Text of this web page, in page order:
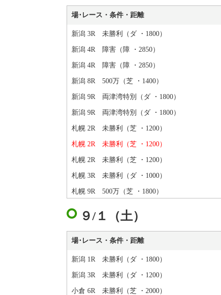
場･レース・条件・距離
新潟 3R 未勝利（ダ ・1800）
新潟 4R 障害（障 ・2850）
新潟 4R 障害（障 ・2850）
新潟 8R 500万（芝 ・1400）
新潟 9R 両津湾特別（ダ ・1800）
新潟 9R 両津湾特別（ダ ・1800）
札幌 2R 未勝利（芝 ・1200）
札幌 2R 未勝利（芝 ・1200）
札幌 2R 未勝利（芝 ・1200）
札幌 3R 未勝利（ダ ・1000）
札幌 9R 500万（芝 ・1800）
９/１（土）
場･レース・条件・距離
新潟 1R 未勝利（ダ ・1800）
新潟 3R 未勝利（ダ ・1200）
小倉 6R 未勝利（芝 ・2000）